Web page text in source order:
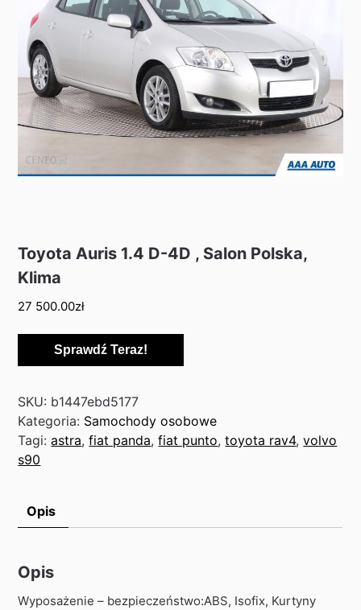
Toyota Auris 1.4 D-4D , Salon Polska,
Klima
27 500.00zł
Sprawdź Teraz!
SKU: b1447ebd5177
Kategoria: Samochody osobowe
Tagi:astra,fiat panda,fiat punto,toyota rav4,volvo
s90
Opis
Opis
Wyposażenie – bezpieczeństwo:ABS, Isofix, Kurtyny